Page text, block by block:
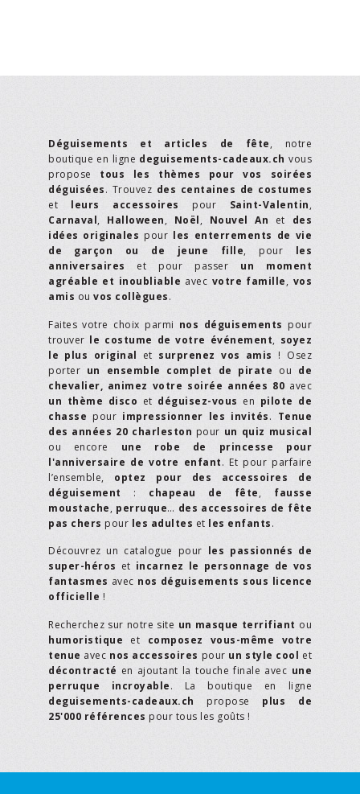
Déguisements et articles de fête, notre
boutique en ligne deguisements-cadeaux.ch vous
propose tous les thèmes pour vos soirées
déguisées. Trouvez des centaines de costumes
et leurs accessoires pour Saint-Valentin,
Carnaval, Halloween, Noël, Nouvel An et des
idées originales pour les enterrements de vie
de garçon ou de jeune fille, pour les
anniversaires et pour passer un moment
agréable et inoubliable avec votre famille, vos
amis ou vos collègues.
Faites votre choix parmi nos déguisements pour
trouver le costume de votre événement, soyez
le plus original et surprenez vos amis ! Osez
porter un ensemble complet de pirate ou de
chevalier, animez votre soirée années 80 avec
un thème disco et déguisez-vous en pilote de
chasse pour impressionner les invités. Tenue
des années 20 charleston pour un quiz musical
ou encore une robe de princesse pour
l'anniversaire de votre enfant. Et pour parfaire
l’ensemble, optez pour des accessoires de
déguisement : chapeau de fête, fausse
moustache, perruque… des accessoires de fête
pas chers pour les adultes et les enfants.
Découvrez un catalogue pour les passionnés de
super-héros et incarnez le personnage de vos
fantasmes avec nos déguisements sous licence
officielle !
Recherchez sur notre site un masque terrifiant ou
humoristique et composez vous-même votre
tenue avec nos accessoires pour un style cool et
décontracté en ajoutant la touche finale avec une
perruque incroyable. La boutique en ligne
deguisements-cadeaux.ch propose plus de
25'000 références pour tous les goûts !